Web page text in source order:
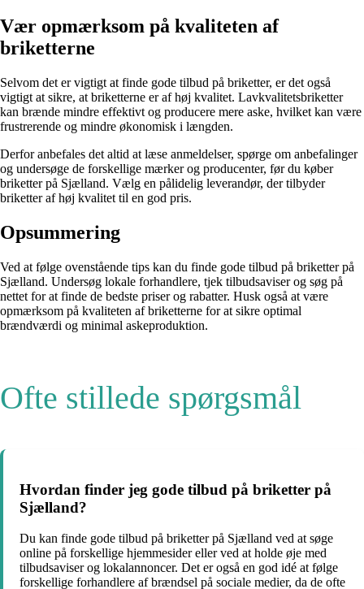
Vær opmærksom på kvaliteten af
briketterne
Selvom det er vigtigt at finde gode tilbud på briketter, er det også
vigtigt at sikre, at briketterne er af høj kvalitet. Lavkvalitetsbriketter
kan brænde mindre effektivt og producere mere aske, hvilket kan være
frustrerende og mindre økonomisk i længden.
Derfor anbefales det altid at læse anmeldelser, spørge om anbefalinger
og undersøge de forskellige mærker og producenter, før du køber
briketter på Sjælland. Vælg en pålidelig leverandør, der tilbyder
briketter af høj kvalitet til en god pris.
Opsummering
Ved at følge ovenstående tips kan du finde gode tilbud på briketter på
Sjælland. Undersøg lokale forhandlere, tjek tilbudsaviser og søg på
nettet for at finde de bedste priser og rabatter. Husk også at være
opmærksom på kvaliteten af briketterne for at sikre optimal
brændværdi og minimal askeproduktion.
Ofte stillede spørgsmål
Hvordan finder jeg gode tilbud på briketter på
Sjælland?
Du kan finde gode tilbud på briketter på Sjælland ved at søge
online på forskellige hjemmesider eller ved at holde øje med
tilbudsaviser og lokalannoncer. Det er også en god idé at følge
forskellige forhandlere af brændsel på sociale medier, da de ofte